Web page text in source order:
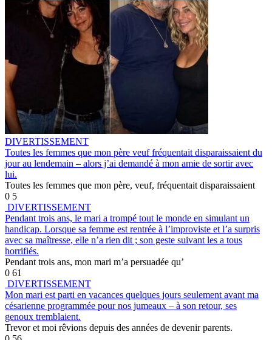
DIVERTISSEMENT
Toutes les femmes que mon père veuf fréquentait disparaissaient du
jour au lendemain – alors j’ai demandé à mon amie de sortir avec
lui.
Toutes les femmes que mon père, veuf, fréquentait disparaissaient
0 5
DIVERTISSEMENT
Pendant trois ans, le mari a trompé tout le monde en simulant un
handicap. Lorsque sa femme est rentrée à l’improviste et l’a surpris
avec sa maîtresse, elle n’a rien dit ; son geste suivant les a tous
horrifiés.
Pendant trois ans, mon mari m’a persuadée qu’
0 61
DIVERTISSEMENT
Mon mari est parti en vacances quelques jours seulement avant ma
césarienne programmée pour nos jumeaux – à son retour, ses
genoux tremblaient.
Trevor et moi rêvions depuis des années de devenir parents.